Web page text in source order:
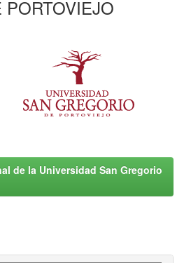
de la Universidad San Gregorio